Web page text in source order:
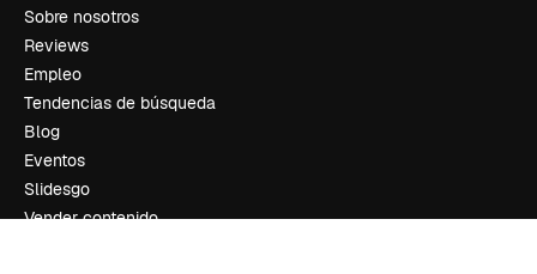
Sobre nosotros
Reviews
Empleo
Tendencias de búsqueda
Blog
Eventos
Slidesgo
Vender contenido